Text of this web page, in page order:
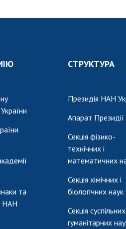
та
НАН
СТРУКТУРА
Президія НАН
Апарат Президії
Секція фізико-
технічних і
математичних
Секція хімічних і
біологічних наук
Секція суспільних
гуманітарних